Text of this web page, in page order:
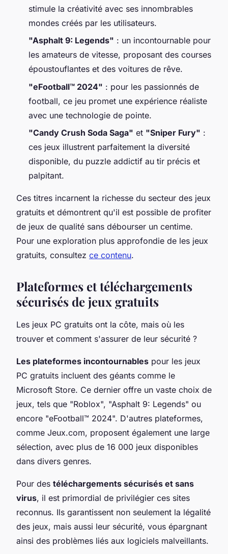
stimule la créativité avec ses innombrables
mondes créés par les utilisateurs.
"Asphalt 9: Legends" : un incontournable pour
les amateurs de vitesse, proposant des courses
époustouflantes et des voitures de rêve.
"eFootball™ 2024" : pour les passionnés de
football, ce jeu promet une expérience réaliste
avec une technologie de pointe.
"Candy Crush Soda Saga" et "Sniper Fury" :
ces jeux illustrent parfaitement la diversité
disponible, du puzzle addictif au tir précis et
palpitant.
Ces titres incarnent la richesse du secteur des jeux
gratuits et démontrent qu'il est possible de profiter
de jeux de qualité sans débourser un centime.
Pour une exploration plus approfondie de les jeux
gratuits, consultez ce contenu.
Plateformes et téléchargements
sécurisés de jeux gratuits
Les jeux PC gratuits ont la côte, mais où les
trouver et comment s'assurer de leur sécurité ?
Les plateformes incontournables pour les jeux
PC gratuits incluent des géants comme le
Microsoft Store. Ce dernier offre un vaste choix de
jeux, tels que "Roblox", "Asphalt 9: Legends" ou
encore "eFootball™ 2024". D'autres plateformes,
comme Jeux.com, proposent également une large
sélection, avec plus de 16 000 jeux disponibles
dans divers genres.
Pour des téléchargements sécurisés et sans
virus, il est primordial de privilégier ces sites
reconnus. Ils garantissent non seulement la légalité
des jeux, mais aussi leur sécurité, vous épargnant
ainsi des problèmes liés aux logiciels malveillants.